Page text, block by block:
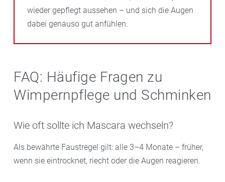
wieder gepflegt aussehen – und sich die Augen
dabei genauso gut anfühlen.
FAQ: Häufige Fragen zu
Wimpernpflege und Schminken
Wie oft sollte ich Mascara wechseln?
Als bewährte Faustregel gilt: alle 3–4 Monate – früher,
wenn sie eintrocknet, riecht oder die Augen reagieren.